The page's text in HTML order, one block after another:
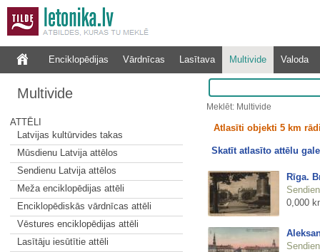
Enciklopēdijas Vārdnīcas Lasītava Multivide Valoda
Multivide
ATTĒLI
Latvijas kultūrvides takas
Mūsdienu Latvija attēlos
Sendienu Latvija attēlos
Meža enciklopēdijas attēli
Enciklopēdiskās vārdnīcas attēli
Vēstures enciklopēdijas attēli
Lasītāju iesūtītie attēli
Meklēt: Multivide
Atlasīti objekti 5 km
Skatīt atlasīto attēlu
Rīga.
0,000